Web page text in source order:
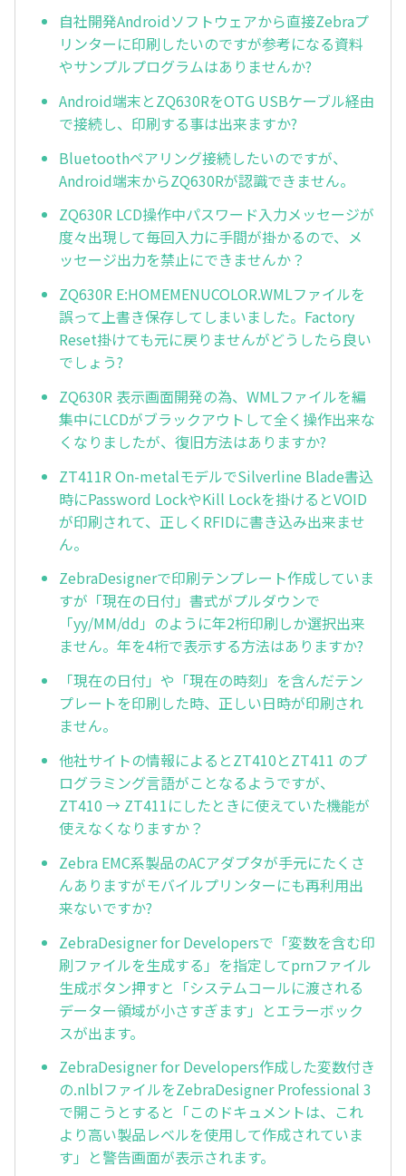
自社開発Androidソフトウェアから直接Zebraプ
リンターに印刷したいのですが参考になる資料
やサンプルプログラムはありませんか?
Android端末とZQ630RをOTG USBケーブル経由
で接続し、印刷する事は出来ますか?
Bluetoothペアリング接続したいのですが、
Android端末からZQ630Rが認識できません。
ZQ630R LCD操作中パスワード入力メッセージが
度々出現して毎回入力に手間が掛かるので、メ
ッセージ出力を禁止にできませんか？
ZQ630R E:HOMEMENUCOLOR.WMLファイルを
誤って上書き保存してしまいました。Factory
Reset掛けても元に戻りませんがどうしたら良い
でしょう?
ZQ630R 表示画面開発の為、WMLファイルを編
集中にLCDがブラックアウトして全く操作出来な
くなりましたが、復旧方法はありますか?
ZT411R On-metalモデルでSilverline Blade書込
時にPassword LockやKill Lockを掛けるとVOID
が印刷されて、正しくRFIDに書き込み出来ませ
ん。
ZebraDesignerで印刷テンプレート作成していま
すが「現在の日付」書式がプルダウンで
「yy/MM/dd」のように年2桁印刷しか選択出来
ません。年を4桁で表示する方法はありますか?
「現在の日付」や「現在の時刻」を含んだテン
プレートを印刷した時、正しい日時が印刷され
ません。
他社サイトの情報によるとZT410とZT411 のプ
ログラミング言語がことなるようですが、
ZT410 → ZT411にしたときに使えていた機能が
使えなくなりますか？
Zebra EMC系製品のACアダプタが手元にたくさ
んありますがモバイルプリンターにも再利用出
来ないですか?
ZebraDesigner for Developersで「変数を含む印
刷ファイルを生成する」を指定してprnファイル
生成ボタン押すと「システムコールに渡される
データー領域が小さすぎます」とエラーボック
スが出ます。
ZebraDesigner for Developers作成した変数付き
の.nlblファイルをZebraDesigner Professional 3
で開こうとすると「このドキュメントは、これ
より高い製品レベルを使用して作成されていま
す」と警告画面が表示されます。